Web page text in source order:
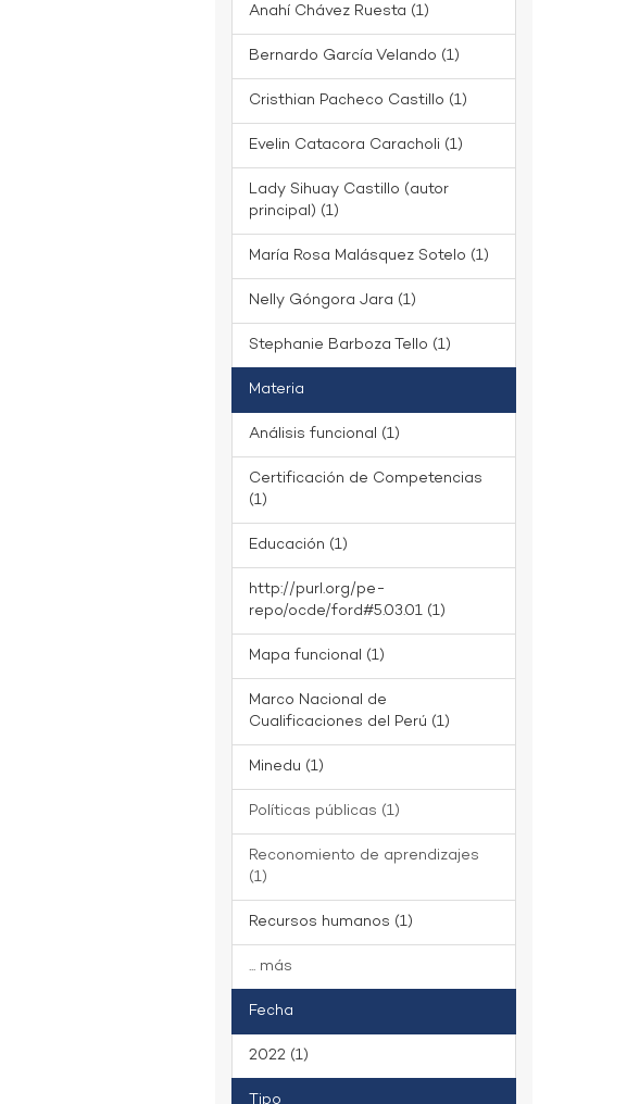
Anahí Chávez Ruesta (1)
Bernardo García Velando (1)
Cristhian Pacheco Castillo (1)
Evelin Catacora Caracholi (1)
Lady Sihuay Castillo (autor
principal) (1)
María Rosa Malásquez Sotelo (1)
Nelly Góngora Jara (1)
Stephanie Barboza Tello (1)
Materia
Análisis funcional (1)
Certificación de Competencias
(1)
Educación (1)
http://purl.org/pe-
repo/ocde/ford#5.03.01 (1)
Mapa funcional (1)
Marco Nacional de
Cualificaciones del Perú (1)
Minedu (1)
Políticas públicas (1)
Reconomiento de aprendizajes
(1)
Recursos humanos (1)
... más
Fecha
2022 (1)